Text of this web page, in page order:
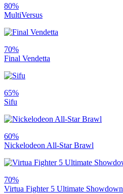
80%
MultiVersus
70%
Final Vendetta
65%
Sifu
60%
Nickelodeon All-Star Brawl
70%
Virtua Fighter 5 Ultimate Showdown